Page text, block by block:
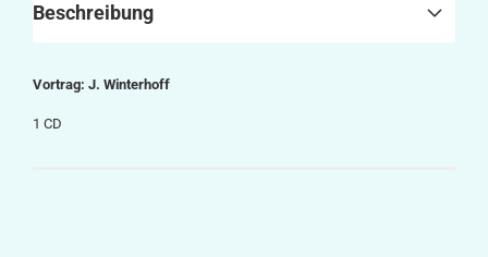
Beschreibung
Vortrag: J. Winterhoff
1 CD